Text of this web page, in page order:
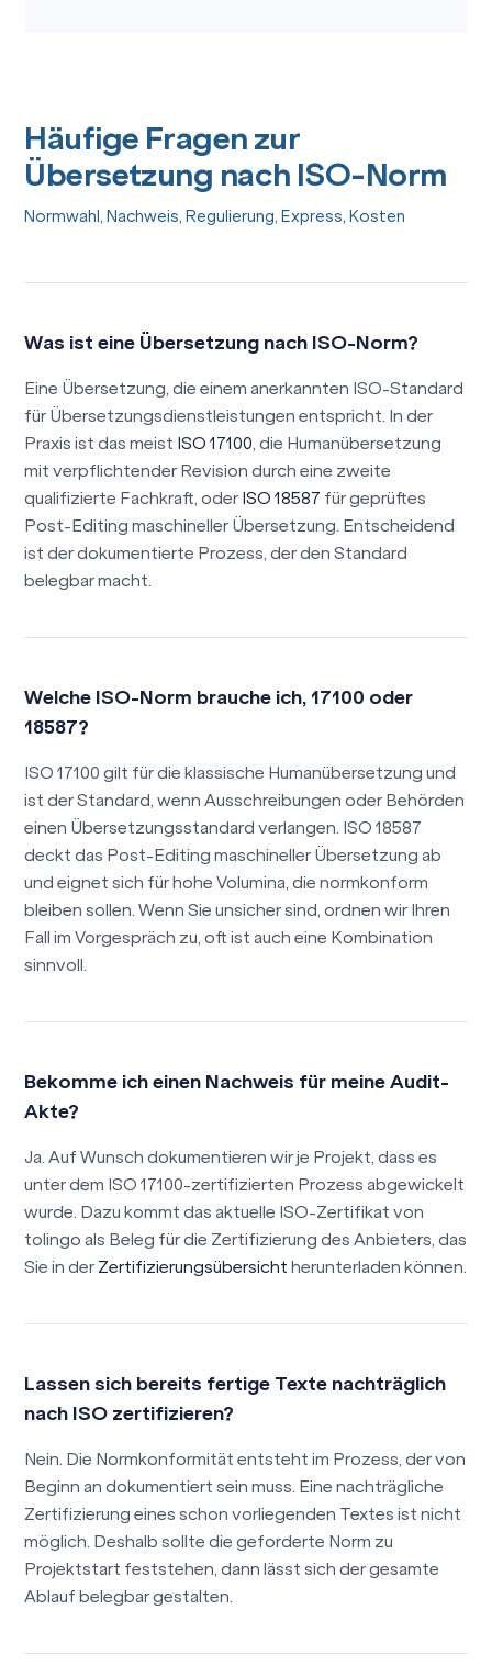
Häufige Fragen zur
Übersetzung nach ISO-Norm
Normwahl, Nachweis, Regulierung, Express, Kosten
Was ist eine Übersetzung nach ISO-Norm?
Eine Übersetzung, die einem anerkannten ISO-Standard
für Übersetzungsdienstleistungen entspricht. In der
Praxis ist das meist ISO 17100, die Humanübersetzung
mit verpflichtender Revision durch eine zweite
qualifizierte Fachkraft, oder ISO 18587 für geprüftes
Post-Editing maschineller Übersetzung. Entscheidend
ist der dokumentierte Prozess, der den Standard
belegbar macht.
Welche ISO-Norm brauche ich, 17100 oder
18587?
ISO 17100 gilt für die klassische Humanübersetzung und
ist der Standard, wenn Ausschreibungen oder Behörden
einen Übersetzungsstandard verlangen. ISO 18587
deckt das Post-Editing maschineller Übersetzung ab
und eignet sich für hohe Volumina, die normkonform
bleiben sollen. Wenn Sie unsicher sind, ordnen wir Ihren
Fall im Vorgespräch zu, oft ist auch eine Kombination
sinnvoll.
Bekomme ich einen Nachweis für meine Audit-
Akte?
Ja. Auf Wunsch dokumentieren wir je Projekt, dass es
unter dem ISO 17100-zertifizierten Prozess abgewickelt
wurde. Dazu kommt das aktuelle ISO-Zertifikat von
tolingo als Beleg für die Zertifizierung des Anbieters, das
Sie in der Zertifizierungsübersicht herunterladen können.
Lassen sich bereits fertige Texte nachträglich
nach ISO zertifizieren?
Nein. Die Normkonformität entsteht im Prozess, der von
Beginn an dokumentiert sein muss. Eine nachträgliche
Zertifizierung eines schon vorliegenden Textes ist nicht
möglich. Deshalb sollte die geforderte Norm zu
Projektstart feststehen, dann lässt sich der gesamte
Ablauf belegbar gestalten.